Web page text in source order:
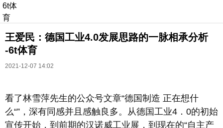
6t体
育
王爱民：德国工业4.0发展思路的一脉相承分析
-6t体育
2021-12-07 14:02
看了林雪萍先生的公众号文章“德国制造 正在想什
么“”，深有同感并且感触良多。从德国工业4．0的初始
宣传开始，到前期的汉诺威工业展，到现在的“自主产
长按识别二维码
进入ofweek阅读全文